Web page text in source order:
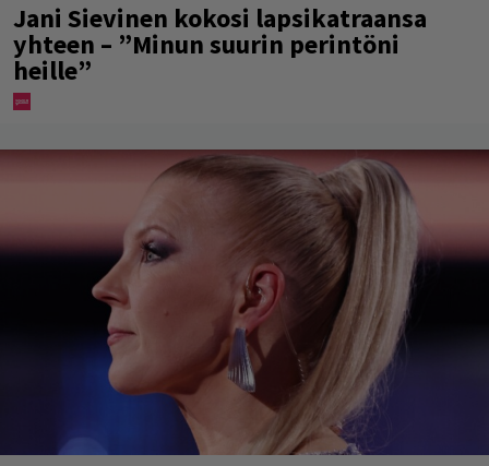
Jani Sievinen kokosi lapsikatraansa
yhteen – ”Minun suurin perintöni
heille”